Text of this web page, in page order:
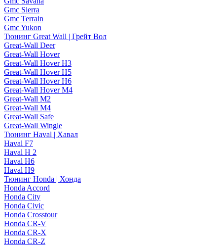
Gmc Sierra
Gmc Terrain
Gmc Yukon
Тюнинг Great Wall | Грейт Вол
Great-Wall Deer
Great-Wall Hover
Great-Wall Hover H3
Great-Wall Hover H5
Great-Wall Hover H6
Great-Wall Hover M4
Great-Wall M2
Great-Wall M4
Great-Wall Safe
Great-Wall Wingle
Тюнинг Haval | Хавал
Haval F7
Haval H 2
Haval H6
Haval H9
Тюнинг Honda | Хонда
Honda Accord
Honda City
Honda Civic
Honda Crosstour
Honda CR-V
Honda CR-X
Honda CR-Z